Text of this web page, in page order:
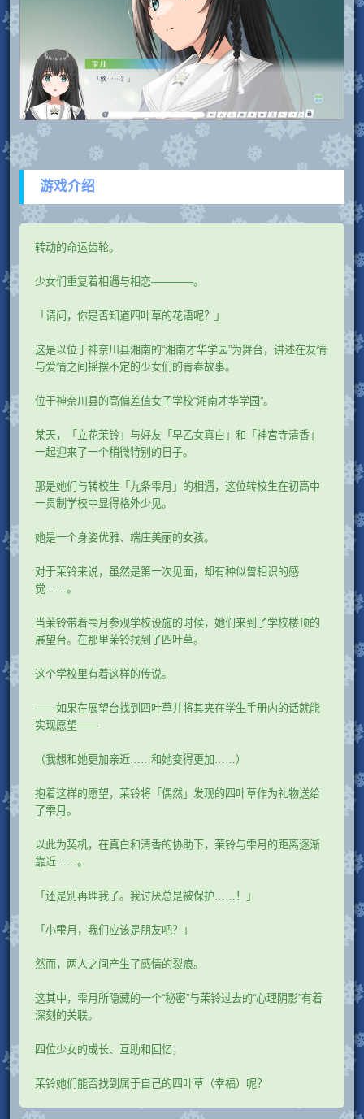
游戏介绍
转动的命运齿轮。
少女们重复着相遇与相恋――――。
「请问，你是否知道四叶草的花语呢？」
这是以位于神奈川县湘南的“湘南才华学园”为舞台，讲述在友情
与爱情之间摇摆不定的少女们的青春故事。
位于神奈川县的高偏差值女子学校“湘南才华学园”。
某天，「立花茉铃」与好友「早乙女真白」和「神宫寺清香」
一起迎来了一个稍微特别的日子。
那是她们与转校生「九条雫月」的相遇，这位转校生在初高中
一贯制学校中显得格外少见。
她是一个身姿优雅、端庄美丽的女孩。
对于茉铃来说，虽然是第一次见面，却有种似曾相识的感
觉……。
当茉铃带着雫月参观学校设施的时候，她们来到了学校楼顶的
展望台。在那里茉铃找到了四叶草。
这个学校里有着这样的传说。
――如果在展望台找到四叶草并将其夹在学生手册内的话就能
实现愿望――
（我想和她更加亲近……和她变得更加……）
抱着这样的愿望，茉铃将「偶然」发现的四叶草作为礼物送给
了雫月。
以此为契机，在真白和清香的协助下，茉铃与雫月的距离逐渐
靠近……。
「还是别再理我了。我讨厌总是被保护……！」
「小雫月，我们应该是朋友吧？」
然而，两人之间产生了感情的裂痕。
这其中，雫月所隐藏的一个“秘密”与茉铃过去的“心理阴影”有着
深刻的关联。
四位少女的成长、互助和回忆，
茉铃她们能否找到属于自己的四叶草（幸福）呢？